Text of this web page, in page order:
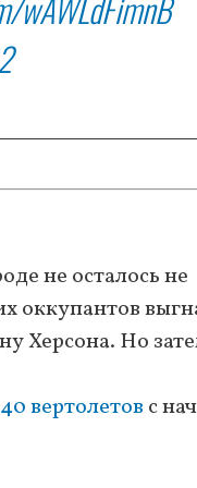
не осталось не
оккупантов
Херсона. Но
вертолетов с